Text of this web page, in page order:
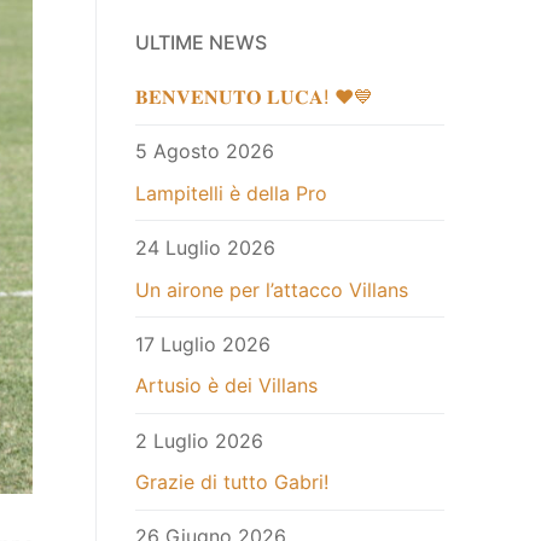
ULTIME NEWS
𝐁𝐄𝐍𝐕𝐄𝐍𝐔𝐓𝐎 𝐋𝐔𝐂𝐀! ❤️💙
5 Agosto 2026
Lampitelli è della Pro
24 Luglio 2026
Un airone per l’attacco Villans
17 Luglio 2026
Artusio è dei Villans
2 Luglio 2026
Grazie di tutto Gabri!